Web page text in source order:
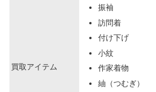
買取アイテム
振袖
訪問着
付け下げ
小紋
作家着物
紬（つむぎ）